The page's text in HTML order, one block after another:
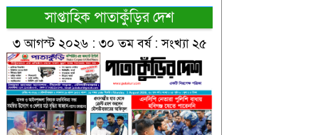
সাপ্তাহিক পাতাকুঁড়ির দেশ
৩ আগস্ট ২০২৬ : ৩০ তম বর্ষ : সংখ্যা ২৫